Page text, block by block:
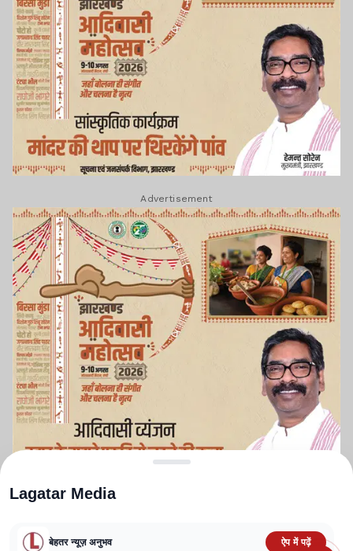
Advertisement
Lagatar Media
बेहतर न्यूज़ अनुभव ऐप में पढ़ें